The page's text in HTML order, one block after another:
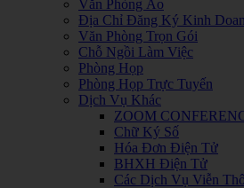
Văn Phòng Ảo
Địa Chỉ Đăng Ký Kinh
Văn Phòng Trọn Gói
Chỗ Ngồi Làm Việc
Phòng Họp
Phòng Họp Trực Tuyến
Dịch Vụ Khác
ZOOM
Chữ Ký Số
Hóa Đơn Điện Tử
BHXH Điện Tử
Các Dịch Vụ Viễn